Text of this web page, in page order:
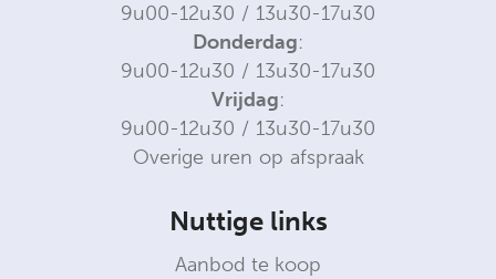
9u00-12u30 / 13u30-17u30
Donderdag:
9u00-12u30 / 13u30-17u30
Vrijdag:
9u00-12u30 / 13u30-17u30
Overige uren op afspraak
Nuttige links
Aanbod te koop